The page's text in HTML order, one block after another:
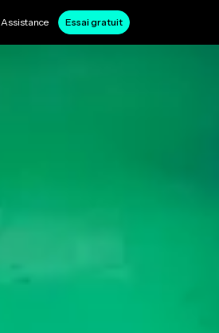
Assistance Essai gratuit